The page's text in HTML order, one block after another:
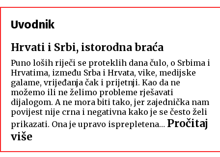
Uvodnik
Hrvati i Srbi, istorodna braća
Puno loših riječi se proteklih dana čulo, o Srbima i
Hrvatima, između Srba i Hrvata, vike, medijske
galame, vrijeđanja čak i prijetnji. Kao da ne
možemo ili ne želimo probleme rješavati
dijalogom. A ne mora biti tako, jer zajednička nam
povijest nije crna i negativna kako je se često želi
prikazati. Ona je upravo isprepletena… Pročitaj
više:
Hrvati